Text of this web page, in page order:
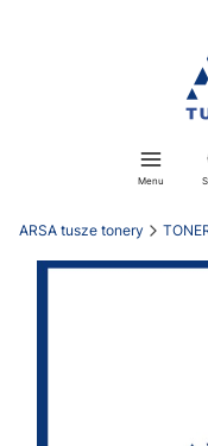
Menu
ARSA tusze tonery